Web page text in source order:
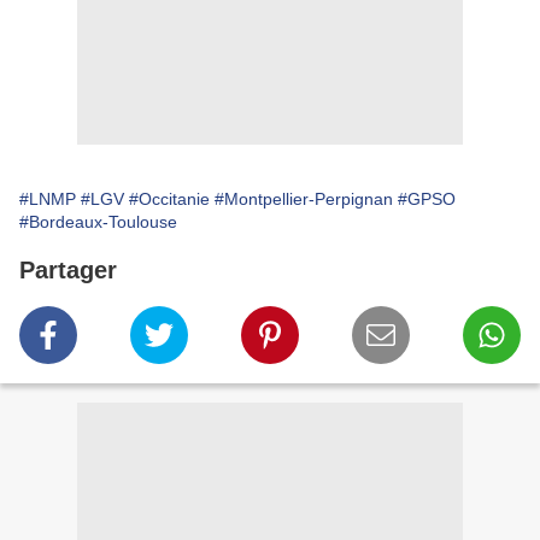
#LNMP #LGV #Occitanie #Montpellier-Perpignan #GPSO
#Bordeaux-Toulouse
Partager